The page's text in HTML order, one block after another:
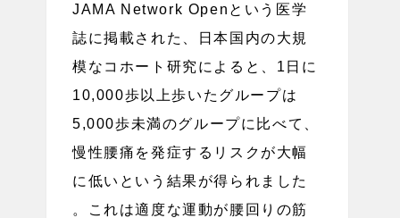
JAMA Network Openという医学
誌に掲載された、日本国内の大規
模なコホート研究によると、1日に
10,000歩以上歩いたグループは
5,000歩未満のグループに比べて、
慢性腰痛を発症するリスクが大幅
に低いという結果が得られました
。これは適度な運動が腰回りの筋